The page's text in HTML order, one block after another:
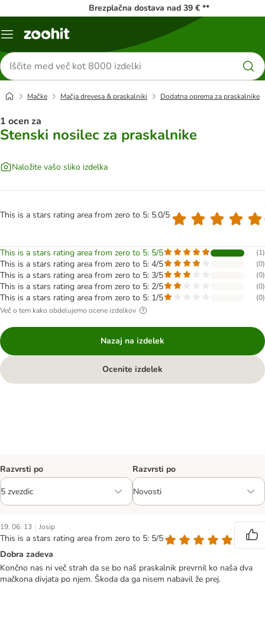
Brezplačna dostava nad 39 € **
Meni
Iskanje
izdelkov
Mačke Mačja drevesa & praskalniki Dodatna oprema za praskalnike
1 ocen za
Stenski nosilec za praskalnike
Naložite vašo sliko izdelka
This is a stars rating area from zero to 5: 5.0/5
This is a stars rating area from zero to 5: 5/5 (1)
This is a stars rating area from zero to 5: 4/5 (0)
This is a stars rating area from zero to 5: 3/5 (0)
This is a stars rating area from zero to 5: 2/5 (0)
This is a stars rating area from zero to 5: 1/5 (0)
Več o tem kako obdelujemo ocene izdelkov
Nazaj na izdelek
Ocenite izdelek
Razvrsti po Razvrsti po
19. 06. 13 | Josip
This is a stars rating area from zero to 5: 5/5
Dobra zadeva
Končno nas ni več strah da se bo naš praskalnik prevrnil ko naša dva
mačkona divjata po njem. Škoda da ga nisem nabavil že prej.